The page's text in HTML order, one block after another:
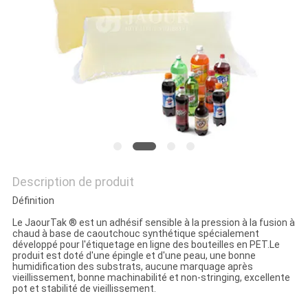
CONFIDENTIALITÉ
Description de produit
Définition
Le JaourTak ® est un adhésif sensible à la pression à la fusion à
chaud à base de caoutchouc synthétique spécialement
développé pour l'étiquetage en ligne des bouteilles en PET.Le
produit est doté d'une épingle et d'une peau, une bonne
humidification des substrats, aucune marquage après
vieillissement, bonne machinabilité et non-stringing, excellente
pot et stabilité de vieillissement.